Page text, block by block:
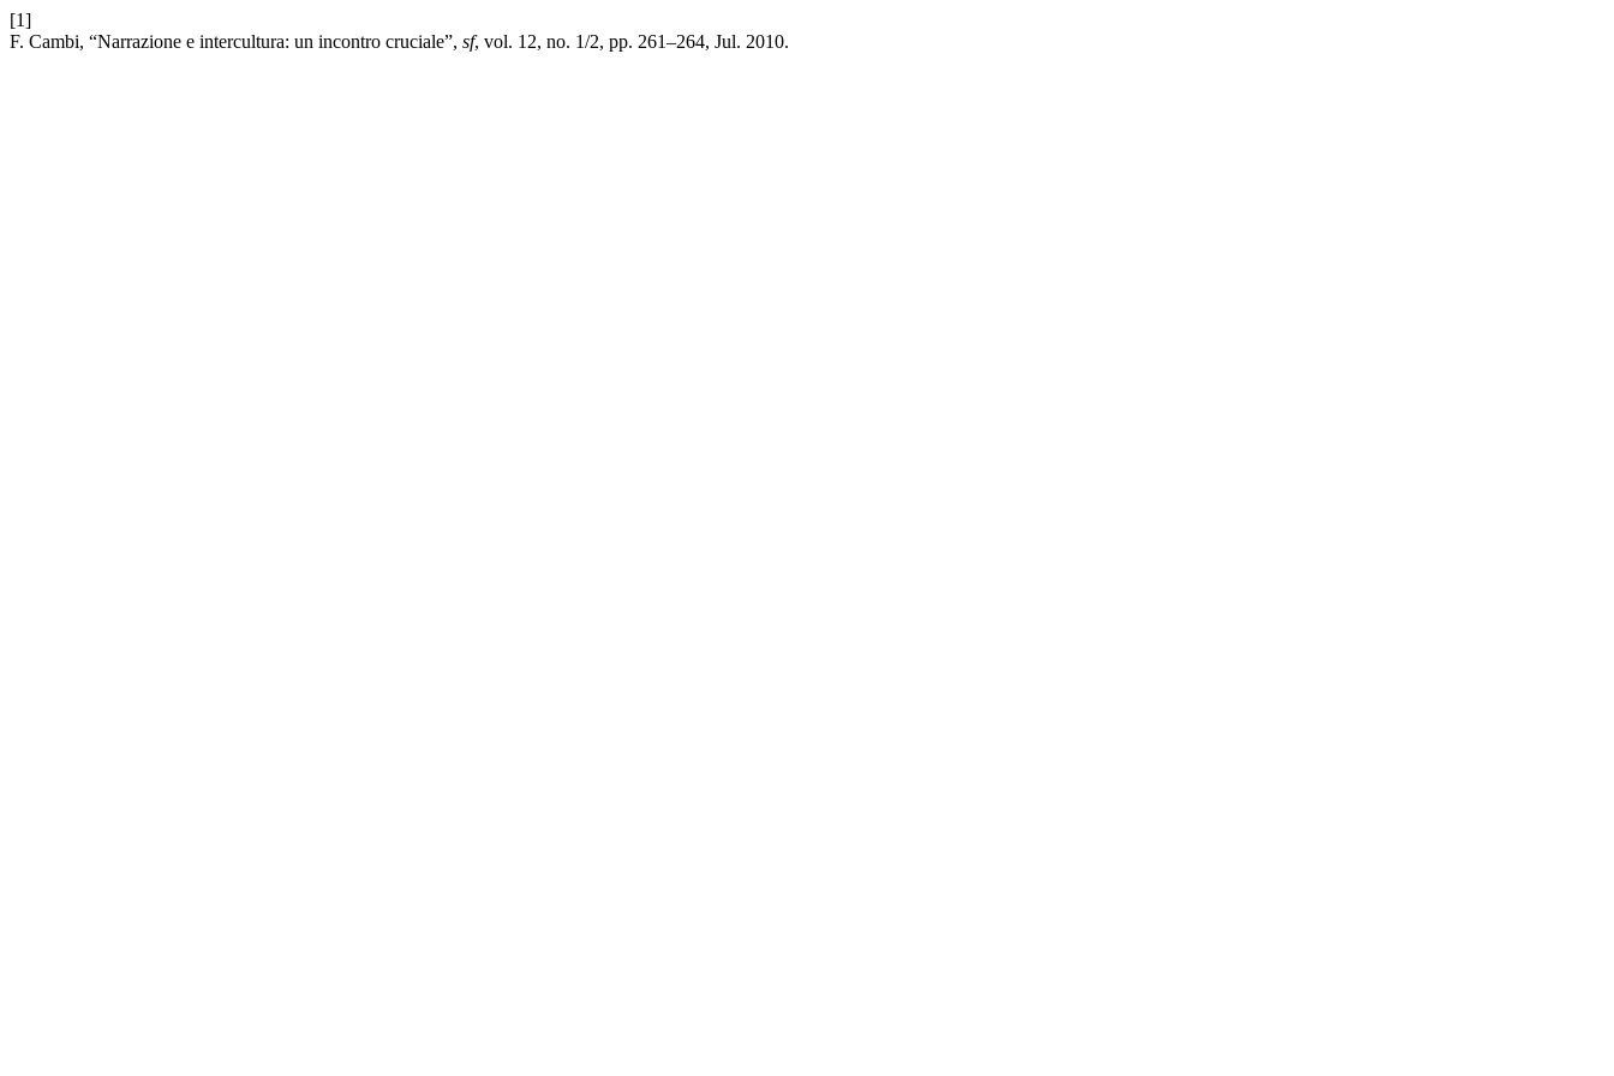
[1]
F. Cambi, “Narrazione e intercultura: un incontro cruciale”, sf, vol. 12, no. 1/2, pp. 261–264, Jul. 2010.